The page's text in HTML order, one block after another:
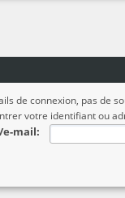
de connexion, pas de
votre identifiant ou
mail: